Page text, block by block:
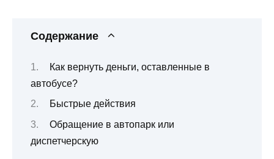
Содержание
Как вернуть деньги, оставленные в
автобусе?
Быстрые действия
Обращение в автопарк или
диспетчерскую